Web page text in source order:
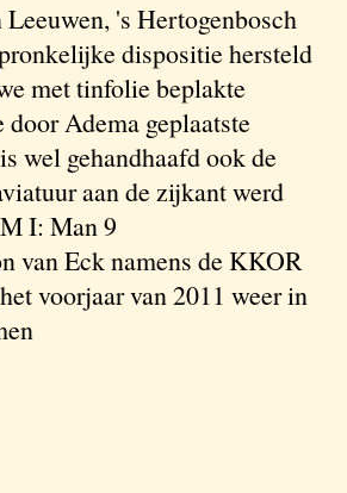
Leeuwen, 's Hertogenbosch
dispositie hersteld
met tinfolie beplakte
Adema geplaatste
wel gehandhaafd ook de
aan de zijkant werd
I: Man 9
van Eck namens de KKOR
voorjaar van 2011 weer in